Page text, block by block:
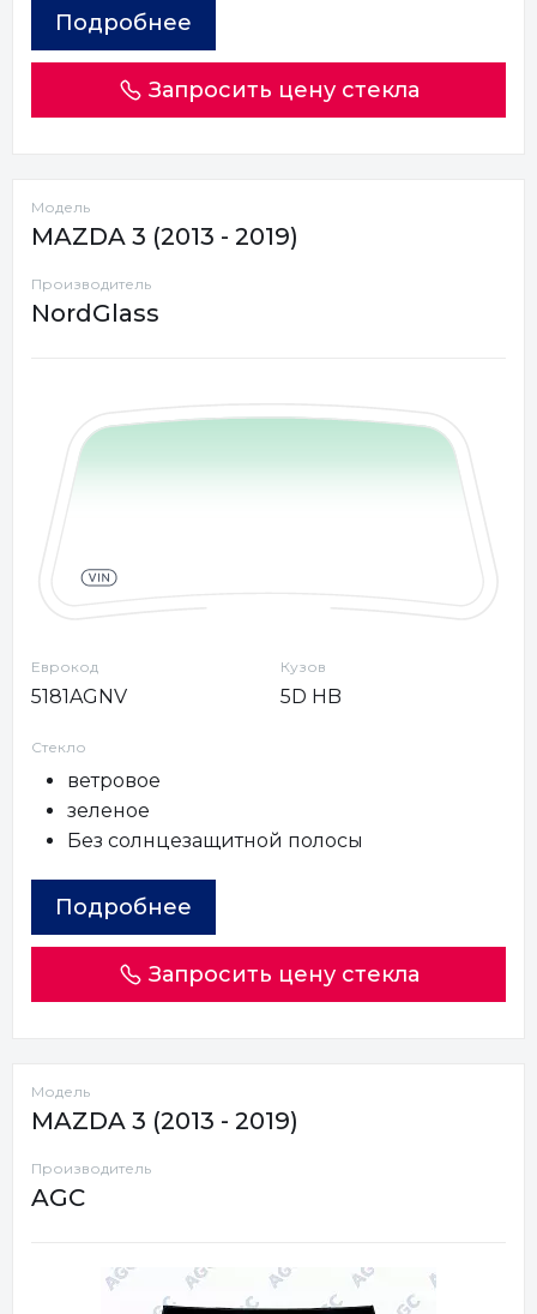
Подробнее
Запросить цену стекла
Модель
MAZDA 3 (2013 - 2019)
Производитель
NordGlass
Еврокод
5181AGNV
Кузов
5D HB
Стекло
ветровое
зеленое
Без солнцезащитной полосы
Подробнее
Запросить цену стекла
Модель
MAZDA 3 (2013 - 2019)
Производитель
AGC